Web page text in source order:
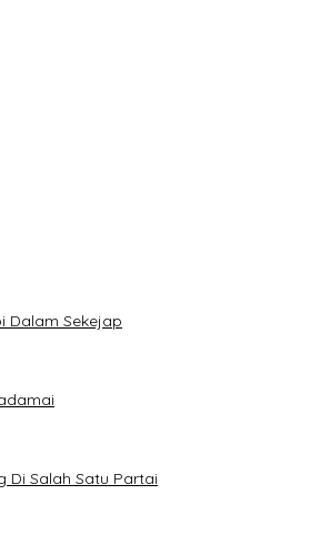
Dalam Sekejap
Di Salah Satu Partai